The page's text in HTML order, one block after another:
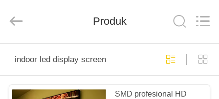
PRODUK
LTD.
Produk
indoor led display screen
SMD profesional HD